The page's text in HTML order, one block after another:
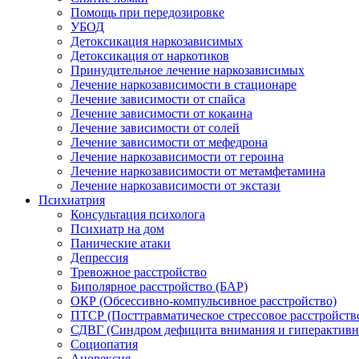
Помощь при передозировке
УБОД
Детоксикация наркозависимых
Детоксикация от наркотиков
Принудительное лечение наркозависимых
Лечение наркозависимости в стационаре
Лечение зависимости от спайса
Лечение зависимости от кокаина
Лечение зависимости от солей
Лечение зависимости от мефедрона
Лечение наркозависимости от героина
Лечение наркозависимости от метамфетамина
Лечение наркозависимости от экстази
Психиатрия
Консультация психолога
Психиатр на дом
Панические атаки
Депрессия
Тревожное расстройство
Биполярное расстройство (БАР)
ОКР (Обсессивно-компульсивное расстройство)
ПТСР (Посттравматическое стрессовое
СДВГ (Синдром дефицита внимания и
Социопатия